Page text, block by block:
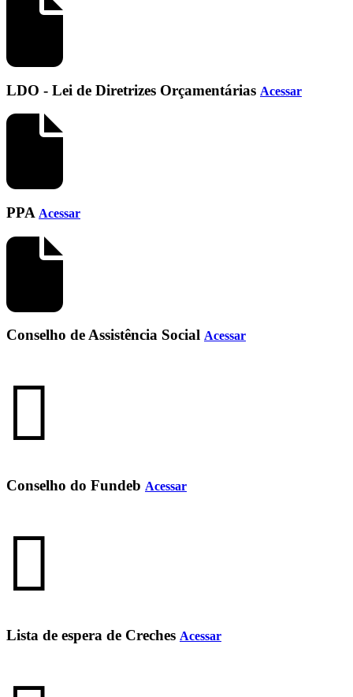
LDO - Lei de Diretrizes Orçamentárias Acessar
PPA Acessar
Conselho de Assistência Social Acessar
Conselho do Fundeb Acessar
Lista de espera de Creches Acessar